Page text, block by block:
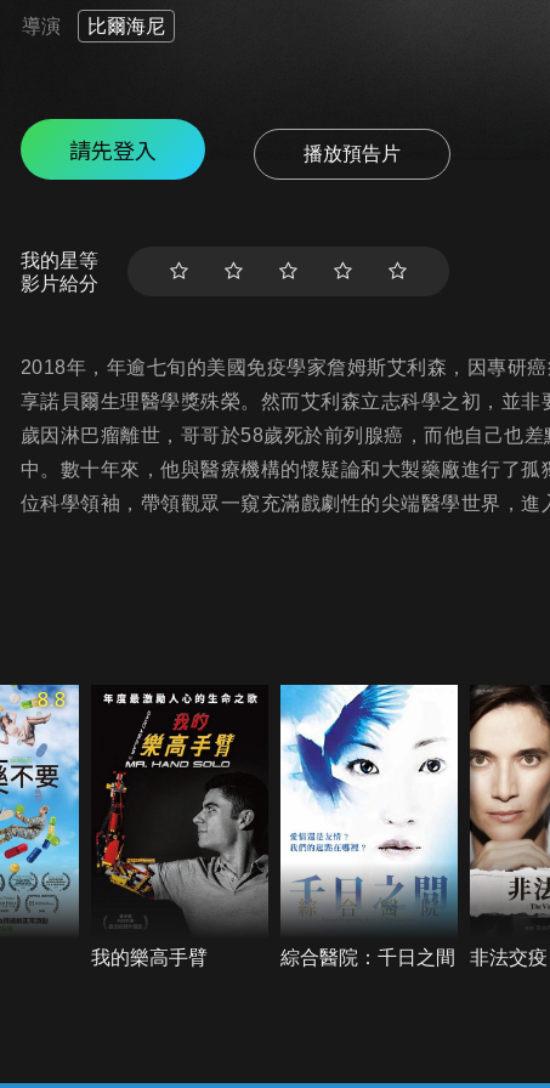
導演 比爾海尼
請先登入 播放預告片
我的星等
影片給分
2018年，年逾七旬的美國免疫學家詹姆斯艾利森，因專研
享諾貝爾生理醫學獎殊榮。然而艾利森立志科學之初，並
歲因淋巴瘤離世，哥哥於58歲死於前列腺癌，而他自己也
中。數十年來，他與醫療機構的懷疑論和大製藥廠進行了
位科學領袖，帶領觀眾一窺充滿戲劇性的尖端醫學世界，進
8.8
我的樂高手臂 綜合醫院：千日之間 非法交疫